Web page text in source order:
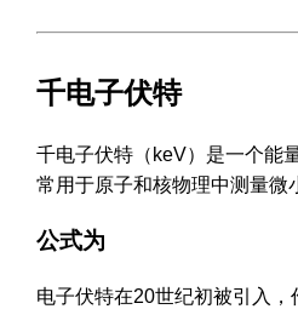
千电子伏特
千电子伏特（keV）是一个能
常用于原子和核物理中测量微
公式为
电子伏特在20世纪初被引入